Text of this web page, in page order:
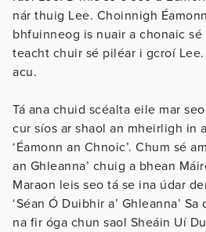
nár thuig Lee. Choinnigh
bhfuinneog is nuair a chonaic
teacht chuir sé piléar i gcroí
acu.
Tá ana chuid scéalta eile mar
cur síos ar shaol an mheirligh in
‘Éamonn an Chnoic’. Chum sé
an Ghleanna’ chuig a bhean
Maraon leis seo tá se ina údar
‘Séan Ó Duibhir a’ Ghleanna’
na fir óga chun saol Sheáin Uí